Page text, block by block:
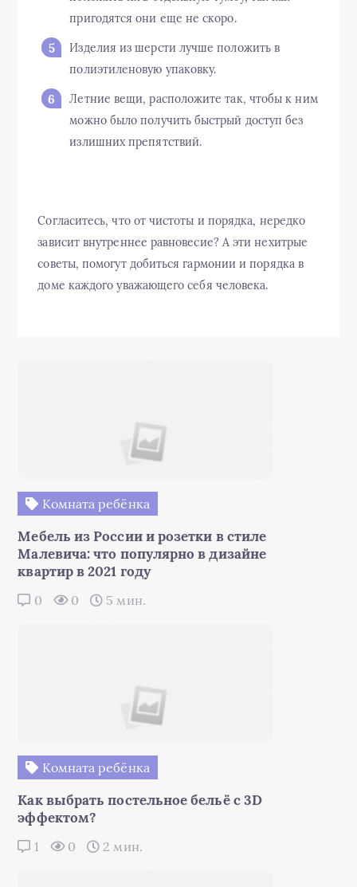
пригодятся они еще не скоро.
Изделия из шерсти лучше положить в
полиэтиленовую упаковку.
Летние вещи, расположите так, чтобы к ним
можно было получить быстрый доступ без
излишних препятствий.
Согласитесь, что от чистоты и порядка, нередко
зависит внутреннее равновесие? А эти нехитрые
советы, помогут добиться гармонии и порядка в
доме каждого уважающего себя человека.
Комната ребёнка
Мебель из России и розетки в стиле
Малевича: что популярно в дизайне
квартир в 2021 году
0 0 5 мин.
Комната ребёнка
Как выбрать постельное бельё с 3D
эффектом?
1 0 2 мин.